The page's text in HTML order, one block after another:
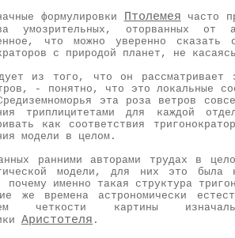
формулировки Птолемея часто
умозрительных, оторванных от
что можно уверенно
с природой планет, не
из того, что он рассматривает
- понятно, что это локальные
эта роза ветров
триплицитетами для каждой
как соответствия
модели в целом.
ранними авторами трудах в
модели, для них это
почему именно такая структура
же времена астрономически
четкости картины
Аристотеля .